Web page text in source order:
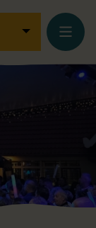
Open/sluit